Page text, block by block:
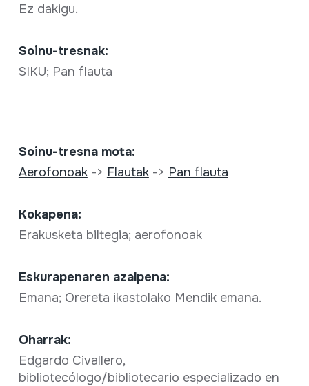
Ez dakigu.
Soinu-tresnak:
SIKU; Pan flauta
Soinu-tresna mota:
Aerofonoak-> Flautak-> Pan flauta
Kokapena:
Erakusketa biltegia; aerofonoak
Eskurapenaren azalpena:
Emana; Orereta ikastolako Mendik emana.
Oharrak:
Edgardo Civallero,
bibliotecólogo/bibliotecario especializado en